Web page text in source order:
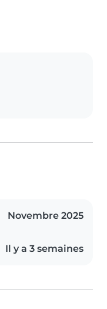
Novembre 2025
Il y a 3 semaines